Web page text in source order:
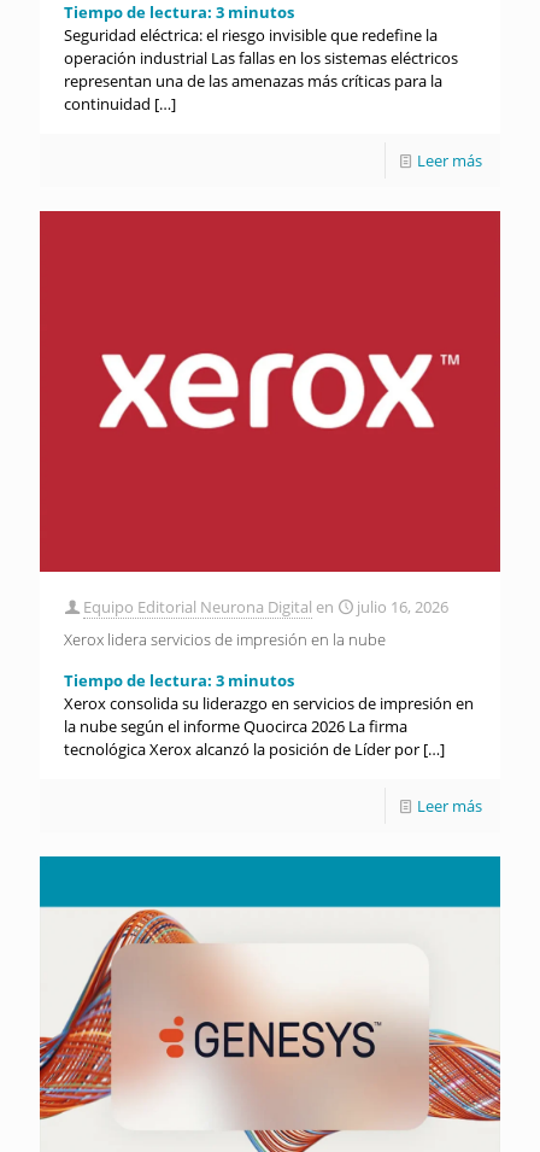
Tiempo de lectura: 3 minutos
Seguridad eléctrica: el riesgo invisible que redefine la
operación industrial Las fallas en los sistemas eléctricos
representan una de las amenazas más críticas para la
continuidad […]
Leer más
Equipo Editorial Neurona Digital en
julio 16, 2026
Xerox lidera servicios de impresión en la nube
Tiempo de lectura: 3 minutos
Xerox consolida su liderazgo en servicios de impresión en
la nube según el informe Quocirca 2026 La firma
tecnológica Xerox alcanzó la posición de Líder por […]
Leer más